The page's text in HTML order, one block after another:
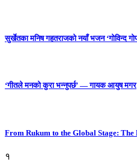
सुर्खेतका मनिष गहतराजको नयाँ भजन ‘गोविन्द
‘गीतले मनको कुरा भन्नुपर्छ’ — गायक आयुष मगर
From Rukum to the Global Stage:
१